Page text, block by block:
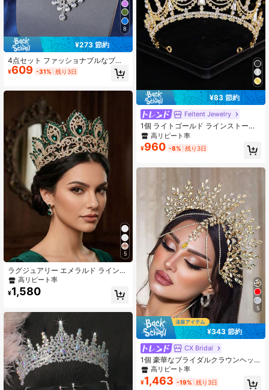
8
¥273 節約
4点セット ファッショナブルなブラ
イダルクラウン ネックレス＆ピアス
セット 亜鉛合金製ティアラ ラインス
ィングアクセサリーキット
¥609 -31% 残り3日
5
ラグジュアリー エメラルド ラインス
トーン クイーンクラウン、バロック
ゴールド ウェディングヘッドピー
ス、エレガントな誕生日パーティー
ューティーページェント
高リピート率
¥1,580
¥83 節約
Feltent Jewelry
1個 ライトゴールド ラインストーン
クラウン、花嫁のスタイリング、写
真撮影、イブニングパーティー、ボ
ール、日常着に適しています
高リピート率
¥960 -8% 残り3日
5
¥343 節約
CX Bridal
1個 豪華なブライダルクラウンヘッ
ドバンド、ラインストーン装飾、タ
ッセルチェーンヘアアクセサリー、
ファッションウェディングパーティ
高リピート率
¥1,463 -19% 残り3日